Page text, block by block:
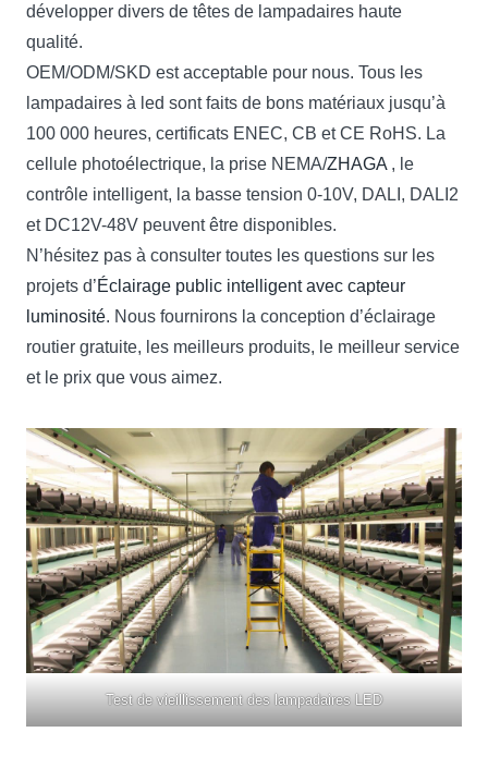
développer divers de têtes de lampadaires haute
qualité.
OEM/ODM/SKD est acceptable pour nous. Tous les
lampadaires à led sont faits de bons matériaux jusqu’à
100 000 heures, certificats ENEC, CB et CE RoHS. La
cellule photoélectrique, la prise NEMA/ZHAGA , le
contrôle intelligent, la basse tension 0-10V, DALI, DALI2
et DC12V-48V peuvent être disponibles.
N’hésitez pas à consulter toutes les questions sur les
projets d’Éclairage public intelligent avec capteur
luminosité. Nous fournirons la conception d’éclairage
routier gratuite, les meilleurs produits, le meilleur service
et le prix que vous aimez.
Test de vieillissement des lampadaires LED